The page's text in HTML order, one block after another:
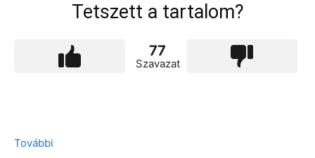
Tetszett a tartalom?
77
Szavazat
További